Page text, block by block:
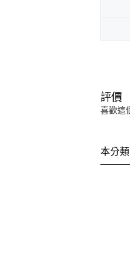
評價
喜歡這
本分